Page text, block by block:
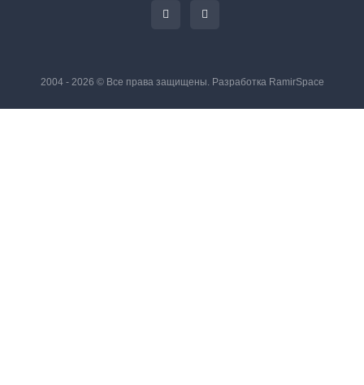
2004 - 2026 © Все права защищены. Разработка RamirSpace